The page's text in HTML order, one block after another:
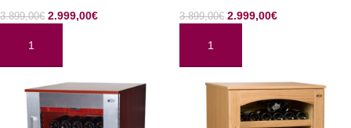
3.899,00€ 2.999,00€
AÑADIR AL CARRITO
3.899,00€ 2.999,00€
AÑADIR AL CARRITO